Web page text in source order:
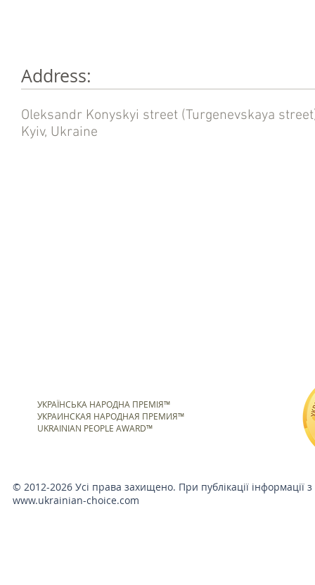
Аddress:
Oleksandr Konyskyi street (Turgenevskaya
Kyiv, Ukraine
УКРАЇНСЬКА НАРОДНА ПРЕМІЯ™
УКРАИНСКАЯ НАРОДНАЯ ПРЕМИЯ™
UKRAINIAN PEOPLE AWARD™
© 2012-2026 Усі права захищено. При публікації інформації
www.ukrainian-choice.com